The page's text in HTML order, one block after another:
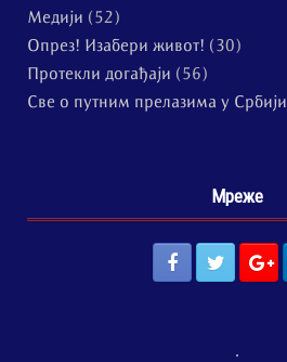
Медији (52)
Опрез! Изабери живот! (30)
Протекли догађаји (56)
Све о путним прелазима у Србији
Мреже